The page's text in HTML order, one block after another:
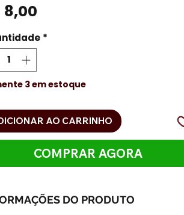
8,00
*
3 em estoque
AO CARRINHO
COMPRAR AGORA
DO PRODUTO